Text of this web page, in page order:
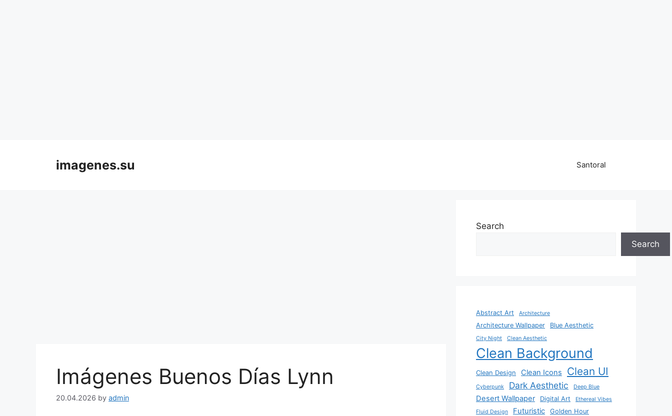
imagenes.su Santoral
Imágenes Buenos Días Lynn
20.04.2026 by admin
Search
Search
Abstract Art Architecture
Architecture Wallpaper Blue Aesthetic
City Night Clean Aesthetic
Clean Background
Clean Design Clean Icons Clean UI
Cyberpunk Dark Aesthetic Deep Blue
Desert Wallpaper Digital Art
Ethereal Vibes
Fluid Design
Futuristic Golden Hour